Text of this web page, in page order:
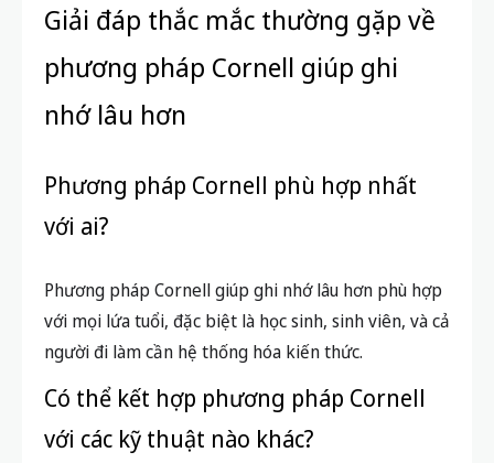
Giải đáp thắc mắc thường gặp về
phương pháp Cornell giúp ghi
nhớ lâu hơn
Phương pháp Cornell phù hợp nhất
với ai?
Phương pháp Cornell giúp ghi nhớ lâu hơn phù hợp
với mọi lứa tuổi, đặc biệt là học sinh, sinh viên, và cả
người đi làm cần hệ thống hóa kiến thức.
Có thể kết hợp phương pháp Cornell
với các kỹ thuật nào khác?